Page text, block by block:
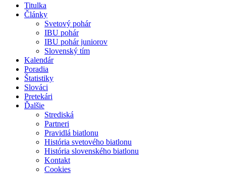
Titulka
Články
Svetový pohár
IBU pohár
IBU pohár juniorov
Slovenský tím
Kalendár
Poradia
Štatistiky
Slováci
Pretekári
Ďalšie
Strediská
Partneri
Pravidlá biatlonu
História svetového biatlonu
História slovenského biatlonu
Kontakt
Cookies